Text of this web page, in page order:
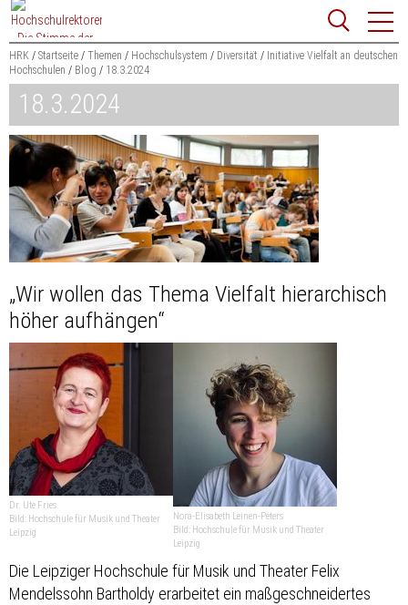
Zum
Content
springen
HRK Startseite Themen Hochschulsystem Diversität
Initiative Vielfalt an deutschen
Hochschulen
Blog 18.3.2024
18.3.2024
„Wir wollen das Thema Vielfalt hierarchisch
höher aufhängen“
Dr. Ute Fries
Bild: Hochschule für Musik und Theater
Leipzig
Nora-Elisabeth Leinen-Peters
Bild: Hochschule für Musik und Theater
Leipzig
Die Leipziger Hochschule für Musik und Theater Felix
Mendelssohn Bartholdy erarbeitet ein maßgeschneidertes